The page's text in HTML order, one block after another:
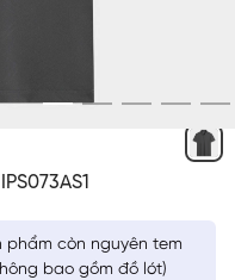
phẩm còn nguyên tem
bao gồm đồ lót)